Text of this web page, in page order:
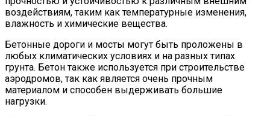
воздействиям, таким как температурные изменения,
влажность и химические вещества.
Бетонные дороги и мосты могут быть проложены в
любых климатических условиях и на разных типах
грунта. Бетон также используется при строительстве
аэродромов, так как является очень прочным
материалом и способен выдерживать большие
нагрузки.